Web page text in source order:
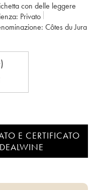
con delle leggere
privato
Côtes du Jura
E CERTIFICATO